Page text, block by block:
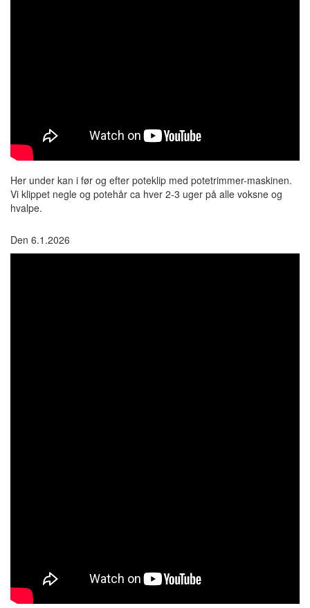
Her under kan i før og efter poteklip med potetrimmer-maskinen.
Vi klippet negle og potehår ca hver 2-3 uger på alle voksne og
hvalpe.
Den 6.1.2026